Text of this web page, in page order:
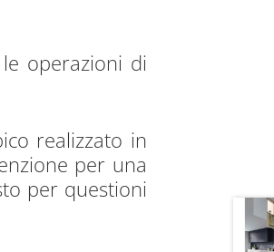
operazioni di
realizzato in
per una
per questioni